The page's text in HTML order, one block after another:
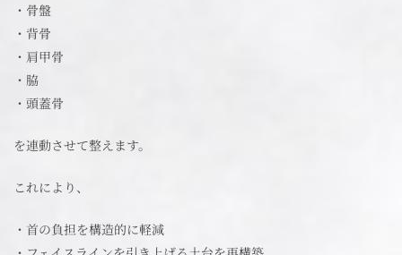
・骨盤
・背骨
・肩甲骨
・脇
・頭蓋骨
を連動させて整えます。
これにより、
・首の負担を構造的に軽減